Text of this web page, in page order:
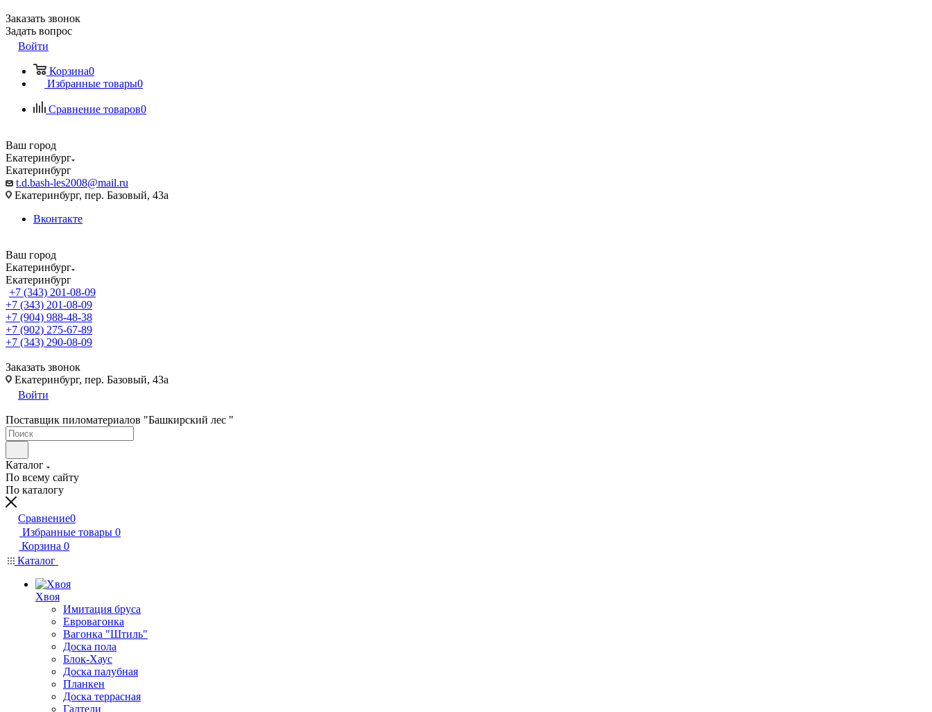
Заказать звонок
Задать вопрос
Войти
Корзина0
Избранные товары0
Сравнение товаров0
Ваш город
Екатеринбург
Екатеринбург
t.d.bash-les2008@mail.ru
Екатеринбург, пер. Базовый, 43а
Вконтакте
Ваш город
Екатеринбург
Екатеринбург
+7 (343) 201-08-09
+7 (343) 201-08-09
+7 (904) 988-48-38
+7 (902) 275-67-89
+7 (343) 290-08-09
Заказать звонок
Екатеринбург, пер. Базовый, 43а
Войти
Поставщик пиломатериалов "Башкирский лес "
Каталог
По всему сайту
По каталогу
Сравнение0
Избранные товары 0
Корзина 0
Каталог
Хвоя
Имитация бруса
Евровагонка
Вагонка "Штиль"
Доска пола
Блок-Хаус
Доска палубная
Планкен
Доска террасная
Галтели